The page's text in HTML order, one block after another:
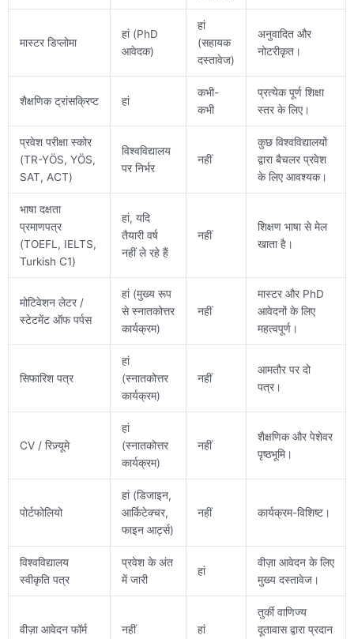
मास्टर डिप्लोमा
हां (PhD
आवेदक)
हां
(सहायक
दस्तावेज)
अनुवादित और
नोटरीकृत।
शैक्षणिक ट्रांसक्रिप्ट हां
कभी-
कभी
प्रत्येक पूर्ण शिक्षा
स्तर के लिए।
प्रवेश परीक्षा स्कोर
(TR-YÖS, YÖS,
SAT, ACT)
विश्वविद्यालय
पर निर्भर
नहीं
कुछ विश्वविद्यालयों
द्वारा बैचलर प्रवेश
के लिए आवश्यक।
भाषा दक्षता
प्रमाणपत्र
(TOEFL, IELTS,
Turkish C1)
हां, यदि
तैयारी वर्ष
नहीं ले रहे हैं
नहीं
शिक्षण भाषा से मेल
खाता है।
मोटिवेशन लेटर /
स्टेटमेंट ऑफ पर्पस
हां (मुख्य रूप
से स्नातकोत्तर
कार्यक्रम)
नहीं
मास्टर और PhD
आवेदनों के लिए
महत्वपूर्ण।
सिफारिश पत्र
हां
(स्नातकोत्तर
कार्यक्रम)
नहीं
आमतौर पर दो
पत्र।
CV / रिज़्यूमे
हां
(स्नातकोत्तर
कार्यक्रम)
नहीं
शैक्षणिक और पेशेवर
पृष्ठभूमि।
पोर्टफोलियो
हां (डिजाइन,
आर्किटेक्चर,
फाइन आर्ट्स)
नहीं कार्यक्रम-विशिष्ट।
विश्वविद्यालय
स्वीकृति पत्र
प्रवेश के अंत
में जारी
हां
वीज़ा आवेदन के लिए
मुख्य दस्तावेज।
वीज़ा आवेदन फॉर्म नहीं हां
तुर्की वाणिज्य
दूतावास द्वारा प्रदान